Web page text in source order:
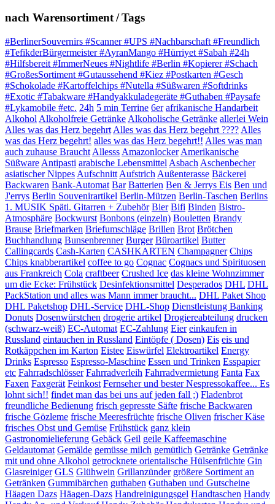
nach Warensortiment / Tags
#BerlinerSouvernirs #Scanner #UPS #Nachbarschaft #Freundlich
#TefikderBürgermeister #AyranMango #Hürriyet #Sabah #24h
#Hilfsbereit #ImmerNeues #Nightlife #Berlin #Kopierer #Schach
#GroßesSortiment #Gutaussehend #Kiez #Postkarten #Gesch
#Schokolade #Kartoffelchips #Nutella #Süßwaren #Softdrinks
#Exotic #Tabakware #Handyakkuladegeräte #Guthaben #Paysafe
#Lykamobile #etc. 24h 5 min Terrine 6er afrikanische Handarbeit
Alkohol Alkoholfreie Getränke Alkoholische Getränke allerlei Wein
Alles was das Herz begehrt Alles was das Herz begehrt ???? Alles
was das Herz begehrt! alles was das Herz begehrt!! Alles was man
auch zuhause Braucht Allesss Amazonlocker Amerikanische
Süßware Antipasti arabische Lebensmittel Asbach Aschenbecher
asiatischer Nippes Aufschnitt Aufstrich Außenterasse Bäckerei
Backwaren Bank-Automat Bar Batterien Ben & Jerrys Eis Ben und
J'errys Berlin Souvenirartikel Berlin-Mützen Berlin-Taschen Berlins
1. MUSIK Späti. Gitarren + Zubehör Bier Bifi Binden Bistro-
Atmosphäre Bockwurst Bonbons (einzeln) Bouletten Brandy
Brause Briefmarken Briefumschläge Brillen Brot Brötchen
Buchhandlung Bunsenbrenner Burger Büroartikel Butter
Callingcards Cash-Karten CASHKARTEN Champagner Chips
Chips knabberartikel coffee to go Cognac Cognacs und Spirituosen
aus Frankreich Cola craftbeer Crushed Ice das kleine Wohnzimmer
um die Ecke: Frühstück Desinfektionsmittel Desperados DHL DHL
PackStation und alles was Mann immer braucht... DHL Paket Shop
DHL Paketshop DHL-Service DHL-Shop Dienstleistung Banking
Donuts Dosenwürstchen drogerie artikel Drogiereabteilung drucken
(schwarz-weiß) EC-Automat EC-Zahlung Eier einkaufen in
Russland eintauchen in Russland Eintöpfe ( Dosen) Eis eis und
Rotkäppchen im Karton Eistee Eiswürfel Elektroartikel Energy
Drinks Espresso Espresso-Maschine Essen und Trinken Esspapier
etc Fahrradschlösser Fahrradverleih Fahrradvermietung Fanta Fax
Faxen Faxgerät Feinkost Fernseher und bester Nespressokaffee... Es
lohnt sich!! findet man das bei uns auf jeden fall ;) Fladenbrot
freundliche Bedienung frisch gepresste Säfte frische Backwaren
frische Gözleme frische Meeresfrüchte frische Oliven frischer Käse
frisches Obst und Gemüse Frühstück ganz klein
Gastronomielieferung Gebäck Geil geile Kaffeemaschine
Geldautomat Gemälde gemüsse milch gemütlich Getränke Getränke
mit und ohne Alkohol getrocknete orientalische Hülsenfrüchte Gin
Glasreiniger GLS Glühwein Grillanzünder größere Sortiment an
Getränken Gummibärchen guthaben Guthaben und Gutscheine
Häagen Dazs Häagen-Dazs Handreinigungsgel Handtaschen Handy